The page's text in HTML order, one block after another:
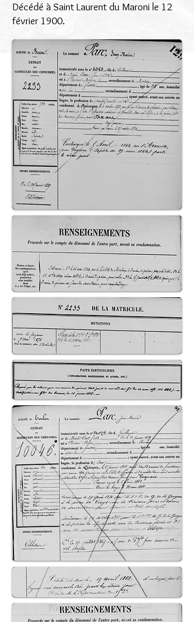
Décédé à Saint Laurent du Maroni le 12
février 1900.